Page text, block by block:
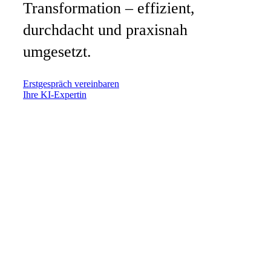
Transformation – effizient,
durchdacht und praxisnah
umgesetzt.
Erstgespräch vereinbaren
Ihre KI-Expertin